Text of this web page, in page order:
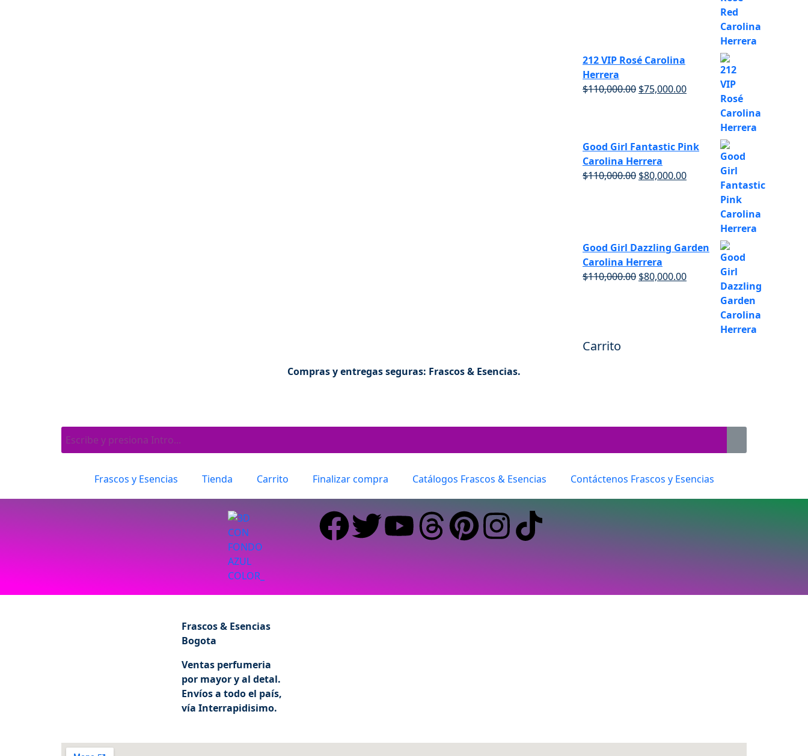
212 VIP Rosé Carolina
Herrera
$110,000.00 $75,000.00
Good Girl Fantastic Pink
Carolina Herrera
$110,000.00 $80,000.00
Good Girl Dazzling Garden
Carolina Herrera
$110,000.00 $80,000.00
Carrito
Compras y entregas seguras: Frascos & Esencias.
Frascos y Esencias Tienda Carrito Finalizar compra Catálogos Frascos & Esencias Contáctenos Frascos y Esencias
Frascos & Esencias
Bogota
Ventas perfumeria
por mayor y al detal.
Envíos a todo el país,
vía Interrapidisimo.